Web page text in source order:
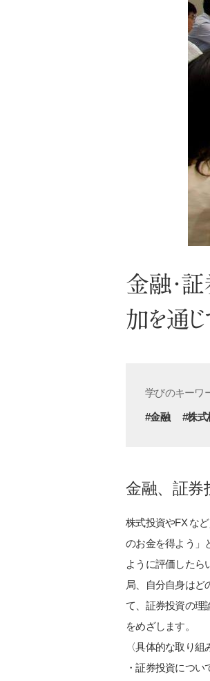
金融・
加を通じ
学びのキーワ
#金融 #株式
金融、証券
株式投資やFX な
のお金を得よう」
ように評価したら
局、自分自身はど
て、証券投資の理
をめざします。
〈具体的な取り組
・証券投資につ